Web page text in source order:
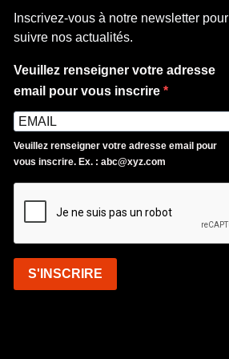
Inscrivez-vous à notre newsletter pour
suivre nos actualités.
Veuillez renseigner votre adresse
email pour vous inscrire
Veuillez renseigner votre adresse email pour
vous inscrire. Ex. : abc@xyz.com
S'INSCRIRE